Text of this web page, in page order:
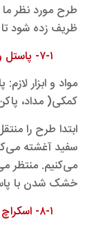
طرح مورد نظر
ظریف زده شود
مواد و ابزار
کمکی( مداد،
ابتدا طرح را
سفید آغشته
می‌کنیم. منتظر
خشک شدن با